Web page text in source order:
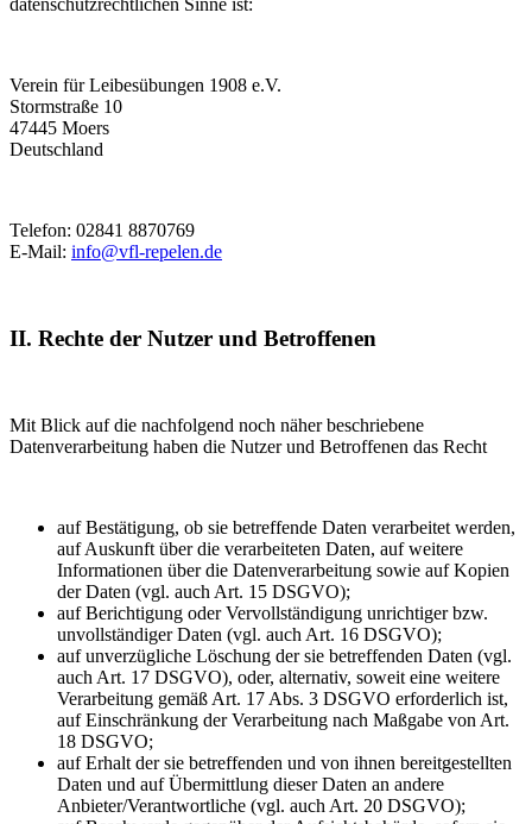
datenschutzrechtlichen Sinne ist:
Verein für Leibesübungen 1908 e.V.
Stormstraße 10
47445 Moers
Deutschland
Telefon: 02841 8870769
E-Mail: info@vfl-repelen.de
II. Rechte der Nutzer und Betroffenen
Mit Blick auf die nachfolgend noch näher beschriebene
Datenverarbeitung haben die Nutzer und Betroffenen das Recht
auf Bestätigung, ob sie betreffende Daten verarbeitet werden,
auf Auskunft über die verarbeiteten Daten, auf weitere
Informationen über die Datenverarbeitung sowie auf Kopien
der Daten (vgl. auch Art. 15 DSGVO);
auf Berichtigung oder Vervollständigung unrichtiger bzw.
unvollständiger Daten (vgl. auch Art. 16 DSGVO);
auf unverzügliche Löschung der sie betreffenden Daten (vgl.
auch Art. 17 DSGVO), oder, alternativ, soweit eine weitere
Verarbeitung gemäß Art. 17 Abs. 3 DSGVO erforderlich ist,
auf Einschränkung der Verarbeitung nach Maßgabe von Art.
18 DSGVO;
auf Erhalt der sie betreffenden und von ihnen bereitgestellten
Daten und auf Übermittlung dieser Daten an andere
Anbieter/Verantwortliche (vgl. auch Art. 20 DSGVO);